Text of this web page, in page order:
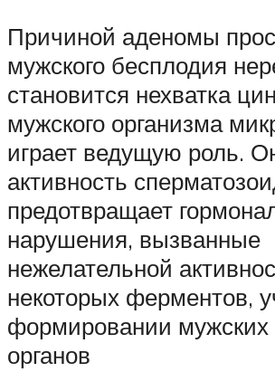
Причиной аденомы
мужского бесплодия
становится нехватка
мужского организма
играет ведущую роль.
активность
предотвращает
нарушения, вызванные
нежелательной
некоторых ферментов,
формировании мужских
органов